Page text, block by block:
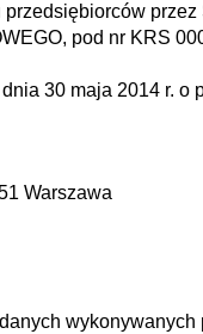
pod nr KRS
30 maja 2014 r. o
Warszawa